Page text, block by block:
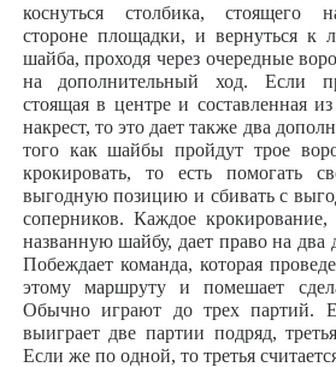
коснуться столбика, стоящего
стороне площадки, и вернуться к
шайба, проходя через очередные
на дополнительный ход. Если
стоящая в центре и составленная
накрест, то это дает также два
того как шайбы пройдут трое
крокировать, то есть помогать
выгодную позицию и сбивать с
соперников. Каждое
названную шайбу, дает право на два
Побеждает команда, которая
этому маршруту и помешает
Обычно играют до трех партий.
выиграет две партии подряд,
Если же по одной, то третья